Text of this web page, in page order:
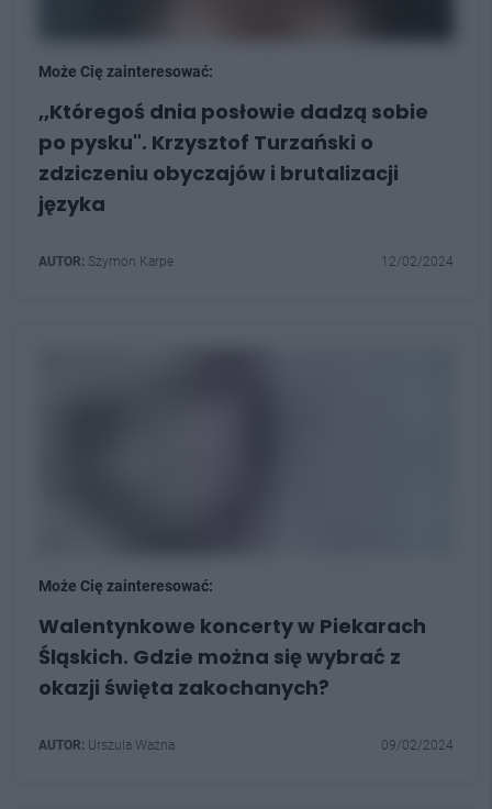
Może Cię zainteresować:
,,Któregoś dnia posłowie dadzą sobie
po pysku". Krzysztof Turzański o
zdziczeniu obyczajów i brutalizacji
języka
AUTOR: Szymon Karpe 12/02/2024
Może Cię zainteresować:
Walentynkowe koncerty w Piekarach
Śląskich. Gdzie można się wybrać z
okazji święta zakochanych?
AUTOR: Urszula Ważna 09/02/2024